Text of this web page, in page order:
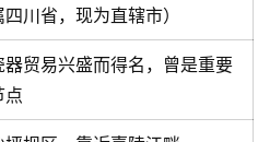
川省，现为直辖市）
器贸易兴盛而得名，曾是重要
点